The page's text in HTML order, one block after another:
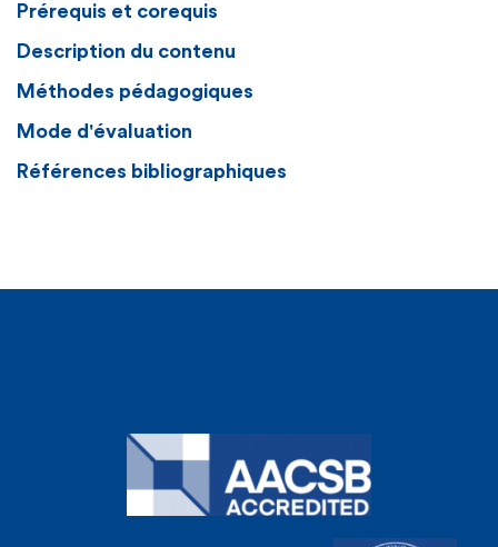
Prérequis et corequis
Description du contenu
Méthodes pédagogiques
Mode d'évaluation
Références bibliographiques